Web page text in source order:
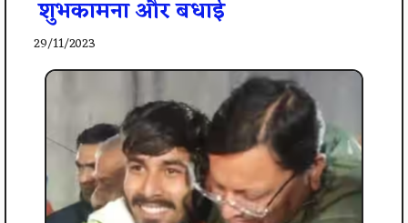
शुभकामना और बधाई
29/11/2023